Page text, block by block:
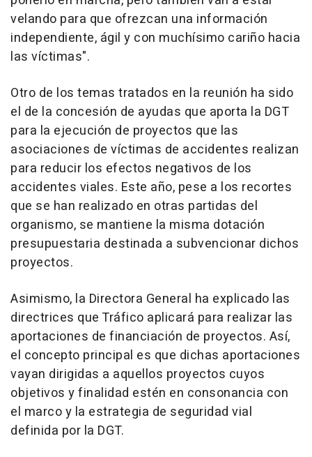
velando para que ofrezcan una información
independiente, ágil y con muchísimo cariño hacia
las víctimas".
Otro de los temas tratados en la reunión ha sido
el de la concesión de ayudas que aporta la DGT
para la ejecución de proyectos que las
asociaciones de víctimas de accidentes realizan
para reducir los efectos negativos de los
accidentes viales. Este año, pese a los recortes
que se han realizado en otras partidas del
organismo, se mantiene la misma dotación
presupuestaria destinada a subvencionar dichos
proyectos.
Asimismo, la Directora General ha explicado las
directrices que Tráfico aplicará para realizar las
aportaciones de financiación de proyectos. Así,
el concepto principal es que dichas aportaciones
vayan dirigidas a aquellos proyectos cuyos
objetivos y finalidad estén en consonancia con
el marco y la estrategia de seguridad vial
definida por la DGT.